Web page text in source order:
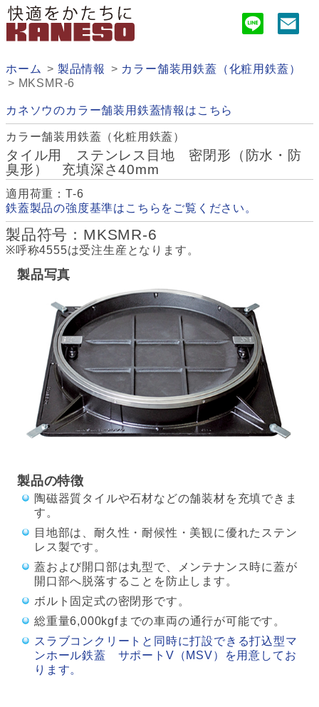
ホーム 製品情報
カラー舗装用鉄蓋（化粧用鉄蓋）
MKSMR-6
カネソウのカラー舗装用鉄蓋情報はこちら
カラー舗装用鉄蓋（化粧用鉄蓋）
タイル用 ステンレス目地 密閉形（防水・防
臭形） 充填深さ40mm
適用荷重：T-6
鉄蓋製品の強度基準はこちらをご覧ください。
製品符号：MKSMR-6
※呼称4555は受注生産となります。
製品写真
製品の特徴
陶磁器質タイルや石材などの舗装材を充填できま
す。
目地部は、耐久性・耐候性・美観に優れたステン
レス製です。
蓋および開口部は丸型で、メンテナンス時に蓋が
開口部へ脱落することを防止します。
ボルト固定式の密閉形です。
総重量6,000kgfまでの車両の通行が可能です。
スラブコンクリートと同時に打設できる打込型マ
ンホール鉄蓋 サポートV（MSV）を用意してお
ります。